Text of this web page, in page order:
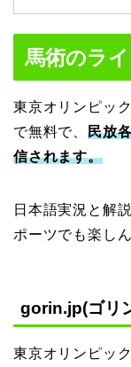
馬術のラ
東京オリンピッ
で無料で、 民放
信されます。
日本語実況と解
ポーツでも楽し
gorin.jp(ゴリ
東京オリンピッ